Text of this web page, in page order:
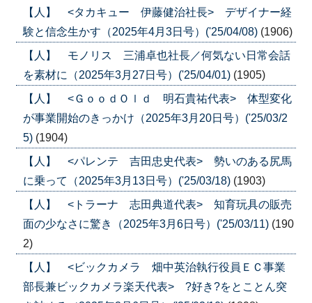
【人】 <タカキュー 伊藤健治社長> デザイナー経
験と信念生かす（2025年4月3日号）('25/04/08) (1906)
【人】 モノリス 三浦卓也社長／何気ない日常会話
を素材に（2025年3月27日号）('25/04/01) (1905)
【人】 <ＧｏｏｄＯｌｄ 明石貴祐代表> 体型変化
が事業開始のきっかけ（2025年3月20日号）('25/03/2
5) (1904)
【人】 <パレンテ 吉田忠史代表> 勢いのある尻馬
に乗って（2025年3月13日号）('25/03/18) (1903)
【人】 <トラーナ 志田典道代表> 知育玩具の販売
面の少なさに驚き（2025年3月6日号）('25/03/11) (190
2)
【人】 <ビックカメラ 畑中英治執行役員ＥＣ事業
部長兼ビックカメラ楽天代表> ?好き?をとことん突